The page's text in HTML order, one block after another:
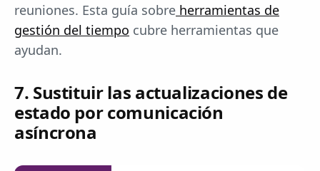
reuniones. Esta guía sobre herramientas de
gestión del tiempo cubre herramientas que
ayudan.
7. Sustituir las actualizaciones de
estado por comunicación
asíncrona